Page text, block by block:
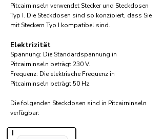
Pitcairninseln verwendet Stecker und Steckdosen
Typ I. Die Steckdosen sind so konzipiert, dass Sie
mit Steckern Typ I kompatibel sind.
Elektrizität
Spannung: Die Standardspannung in
Pitcairninseln beträgt 230 V.
Frequenz: Die elektrische Frequenz in
Pitcairninseln beträgt 50 Hz.
Die folgenden Steckdosen sind in Pitcairninseln
verfügbar:​
I